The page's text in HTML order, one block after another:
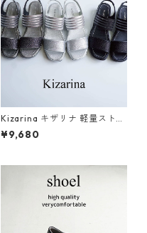
Kizarina キザリナ 軽量ストレ
ッチサンダル KZ5171
¥9,680